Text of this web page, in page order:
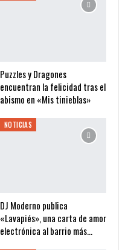
Puzzles y Dragones
encuentran la felicidad tras el
abismo en «Mis tinieblas»
NOTICIAS
DJ Moderno publica
«Lavapiés», una carta de amor
electrónica al barrio más…